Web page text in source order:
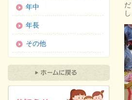
年中
年長
その他